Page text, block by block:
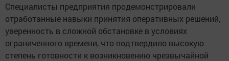
Специалисты предприятия продемонстрировали
отработанные навыки принятия оперативных решений,
уверенность в сложной обстановке в условиях
ограниченного времени, что подтвердило высокую
степень готовности к возникновению чрезвычайной